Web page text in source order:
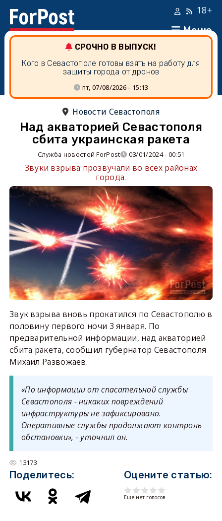
Меню
18+
СРОЧНО В ВЫПУСК!
Кого в Севастополе готовы взять на работу для
защиты города от дронов
пт, 07/08/2026 - 15:13
Новости Севастополя
Над акваторией Севастополя
сбита украинская ракета
Служба новостей ForPost 03/01/2024 - 00:51
Звуки взрыва прозвучали во всех районах
города.
Звук взрыва вновь прокатился по Севастополю в
половину первого ночи 3 января. По
предварительной информации, над акваторией
сбита ракета, сообщил губернатор Севастополя
Михаил Развожаев.
«По информации от спасательной службы
Севастополя - никаких повреждений
инфраструктуры не зафиксировано.
Оперативные службы продолжают контроль
обстановки», - уточнил он.
13173
Поделитесь: Оцените статью:
Еще нет голосов